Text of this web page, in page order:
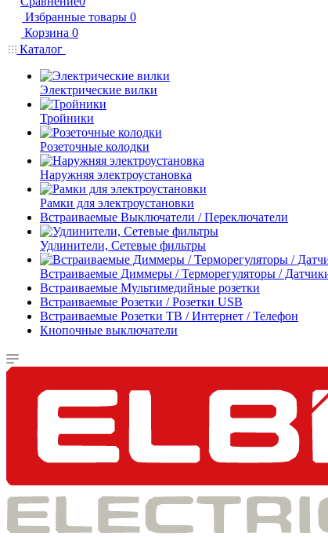
Избранные товары 0
Корзина 0
Каталог
Электрические вилки
Тройники
Розеточные колодки
Наружняя электроустановка
Рамки для электроустановки
Встраиваемые Выключатели / Переключатели
Удлинители, Сетевые фильтры
Встраиваемые Диммеры / Терморегуляторы /
Встраиваемые Мультимедийные розетки
Встраиваемые Розетки / Розетки USB
Встраиваемые Розетки ТВ / Интернет / Телефон
Кнопочные выключатели